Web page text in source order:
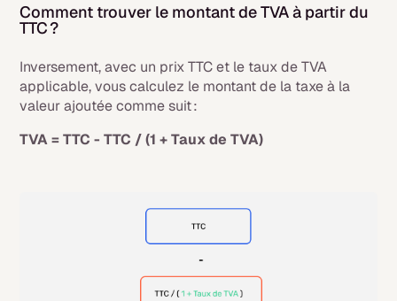
Comment trouver le montant de TVA à partir du
TTC ?
Inversement, avec un prix TTC et le taux de TVA
applicable, vous calculez le montant de la taxe à la
valeur ajoutée comme suit :
TVA = TTC - TTC / (1 + Taux de TVA)